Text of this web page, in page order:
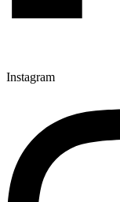
Instagram